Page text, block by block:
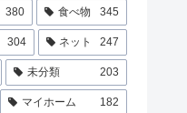
380 食べ物 345
304 ネット 247
未分類 203
マイホーム 182